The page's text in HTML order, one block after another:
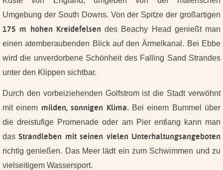
Umgebung der South Downs. Von der Spitze der großartigen
175 m hohen Kreidefelsen des Beachy Head genießt man
einen atemberaubenden Blick auf den Ärmelkanal. Bei Ebbe
wird die unverdorbene Schönheit des Falling Sand Strandes
unter den Klippen sichtbar.
Durch den vorbeiziehenden Golfstrom ist die Stadt verwöhnt
mit einem milden, sonnigen Klima. Bei einem Bummel über
die dreistufige Promenade oder am Pier entlang kann man
dasStrandleben mit seinen vielen Unterhaltungsangeboten
richtig genießen. Das Meer lädt ein zum Schwimmen und zu
vielseitigem Wassersport.